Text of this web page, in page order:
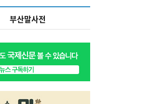
부산말사전